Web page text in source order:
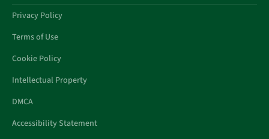
Privacy Policy
Terms of Use
Cookie Policy
Intellectual Property
DMCA
Accessibility Statement